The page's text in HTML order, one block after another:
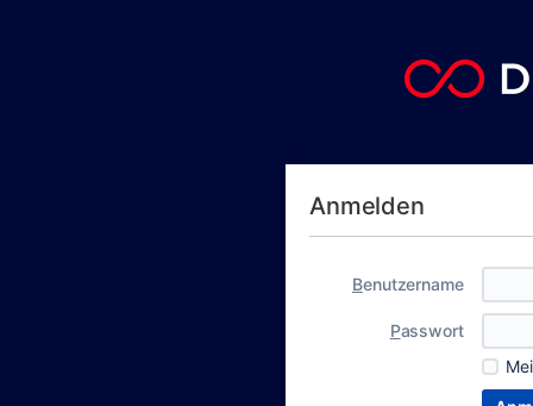
Anmelden
Benutzername
Passwort